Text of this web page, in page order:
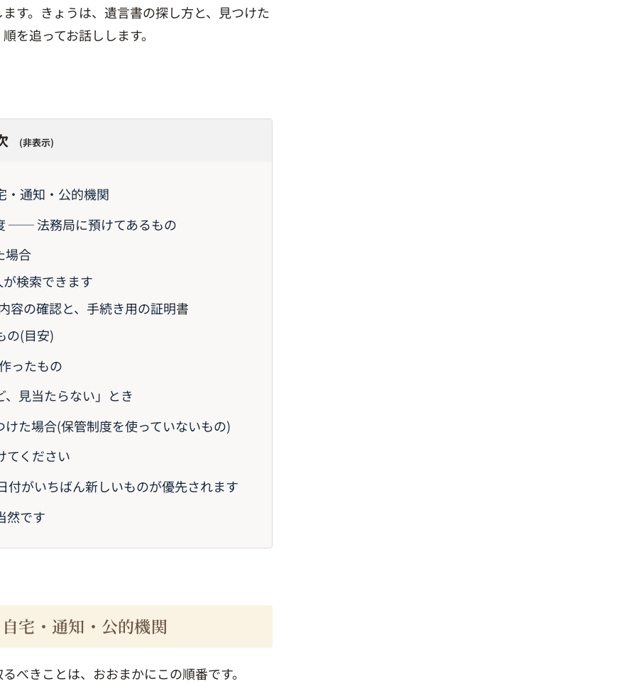
す。きょうは、遺言書の探し方と、見つけた
を追ってお話しします。
非表示
通知・公的機関
── 法務局に預けてあるもの
場合
検索できます
の確認と、手続き用の証明書
の(目安)
ったもの
見当たらない」とき
た場合(保管制度を使っていないもの)
てください
がいちばん新しいものが優先されます
然です
宅・通知・公的機関
べきことは、おおまかにこの順番です。